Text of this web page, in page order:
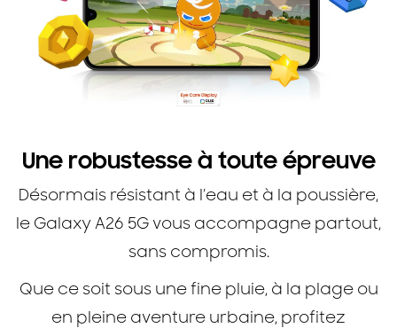
Une robustesse à toute épreuve
Désormais résistant à l’eau et à la poussière,
le Galaxy A26 5G vous accompagne partout,
sans compromis.
Que ce soit sous une fine pluie, à la plage ou
en pleine aventure urbaine, profitez